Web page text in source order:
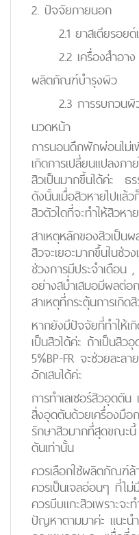
2. ปัจจัยภายนอก
2.1 ยาสเตียรอยด์
2.2 เครื่องสำอา
ผลิตภัณฑ์บำรุงผิว
2.3 การรบกวนผิว
นวดหน้า
การนอนดึกพักผ่อนไม่
เกิดการเปลี่ยนแปลงภา
สิวเป็นมากขี้นได้ค่ะ ธ
ดังนั้นเมื่อสิวหายไปแล้
สิวตัวใดที่จะทำให้สิวหา
สาเหตุหลักของสิวเป็นผ
สิวจะเยอะมากขึ้นในช่
ช่วงการมีประจำเดือน
อย่างสม่ำเสมอมีผลต่อ
สาเหตุที่กระตุ้นการเกิ
หากยังมีปัจจัยที่ทำให้เ
เป็นสิวได้ค่ะ ถ้าเป็นสิว
5%BP-FR จะช่วยละล
อักเสบได้ค่ะ
การทำเลเซอร์สิวอุดตั
สิ่งอุดตันด้วยเครื่องมือ
รักษาสิวมากที่สุดขณะ
ตันเท่านั้น
ควรเลือกใช้ผลิตภัณฑ์ล้
ควรเป็นเจลอ่อนๆ ที่ไ
ควรบีบแกะสิวเพราะจะ
ปัญหาตามมาค่ะ แนะ